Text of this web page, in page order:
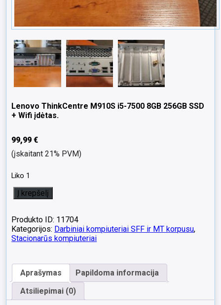
Lenovo ThinkCentre M910S i5-7500 8GB 256GB SSD
+ Wifi įdėtas.
99,99€
(įskaitant 21% PVM)
Liko 1
produkto
kiekis:
ThinkCentre
M910S
i5-
256GB
SSD
+
Wifi
Į krepšelį
Produkto ID: 11704
Kategorijos: Darbiniai kompiuteriai SFF ir MT korpusu,
Stacionarūs kompiuteriai
Aprašymas
Papildoma informacija
Atsiliepimai (0)